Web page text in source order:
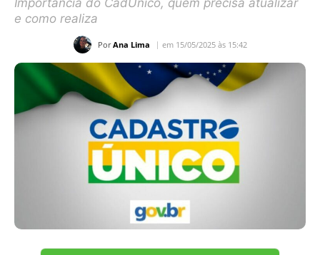
Importância do CadÚnico, quem precisa atualizar
e como realiza
Por Ana Lima em 15/05/2025 às 15:42